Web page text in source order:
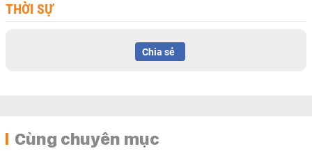
THỜI SỰ
Chia sẻ
Cùng chuyên mục